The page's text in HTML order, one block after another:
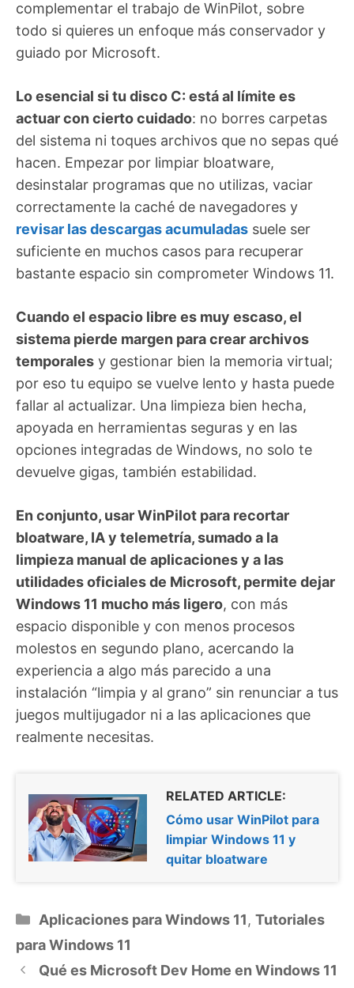
complementar el trabajo de WinPilot, sobre
todo si quieres un enfoque más conservador y
guiado por Microsoft.
Lo esencial si tu disco C: está al límite es
actuar con cierto cuidado: no borres carpetas
del sistema ni toques archivos que no sepas qué
hacen. Empezar por limpiar bloatware,
desinstalar programas que no utilizas, vaciar
correctamente la caché de navegadores y
revisar las descargas acumuladas suele ser
suficiente en muchos casos para recuperar
bastante espacio sin comprometer Windows 11.
Cuando el espacio libre es muy escaso, el
sistema pierde margen para crear archivos
temporales y gestionar bien la memoria virtual;
por eso tu equipo se vuelve lento y hasta puede
fallar al actualizar. Una limpieza bien hecha,
apoyada en herramientas seguras y en las
opciones integradas de Windows, no solo te
devuelve gigas, también estabilidad.
En conjunto, usar WinPilot para recortar
bloatware, IA y telemetría, sumado a la
limpieza manual de aplicaciones y a las
utilidades oficiales de Microsoft, permite dejar
Windows 11 mucho más ligero, con más
espacio disponible y con menos procesos
molestos en segundo plano, acercando la
experiencia a algo más parecido a una
instalación “limpia y al grano” sin renunciar a tus
juegos multijugador ni a las aplicaciones que
realmente necesitas.
RELATED ARTICLE:
Cómo usar WinPilot para
limpiar Windows 11 y
quitar bloatware
Categorías
Aplicaciones para Windows 11, Tutoriales
para Windows 11
Qué es Microsoft Dev Home en Windows 11